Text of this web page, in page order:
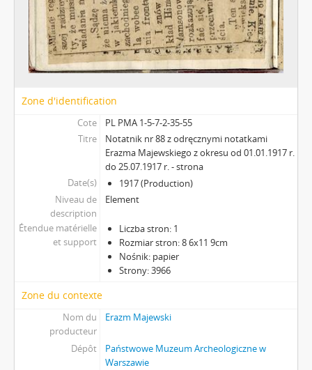
Zone d'identification
Cote
PL PMA 1-5-7-2-35-55
Titre
Notatnik nr 88 z odręcznymi notatkami
Erazma Majewskiego z okresu od 01.01.1917 r.
do 25.07.1917 r. - strona
Date(s)
1917 (Production)
Niveau de
description
Element
Étendue matérielle
et support
Liczba stron: 1
Rozmiar stron: 8 6x11 9cm
Nośnik: papier
Strony: 3966
Zone du contexte
Nom du
producteur
Erazm Majewski
Dépôt
Państwowe Muzeum Archeologiczne w
Warszawie